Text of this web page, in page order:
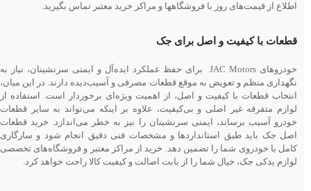
اطلاع از قیمت‌های روز با فروشگاه‎ها و مراکز خرید معتبر تماس بگیرید.
قطعات با کیفیت و اصل برای جک
خودروهای JAC Motors برای حفظ عملکرد ایده‌آل و ایمنی سرنشینان، نیاز به
نگهداری منظم و تعویض به موقع قطعات مصرفی و آسیب‌دیده دارند. در این میان،
انتخاب قطعات با کیفیت و اصل، از اهمیت ویژه‌ای برخوردار است. استفاده از
لوازم متفرقه غیر اصلی و بی‌کیفیت، علاوه بر اینکه می‌تواند به سایر قطعات
خودرو آسیب برساند، ایمنی سرنشینان را نیز به خطر می‌اندازد. خرید قطعات
اصل جک باید طبق استانداردها و مشخصات فنی دقیق انجام شود و سازگاری
کامل با خودروی شما را تضمین دهد. خرید از مراکز معتبر و فروشگاه‌های تخصصی
لوازم یدکی جک، خیال شما را از بابت اصالت و کیفیت کالا راحت خواهد کرد.